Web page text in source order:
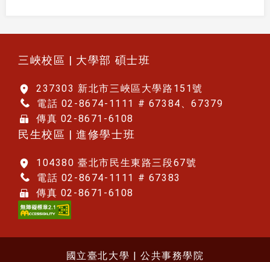
三峽校區 | 大學部 碩士班
237303 新北市三峽區大學路151號
電話 02-8674-1111 # 67384、67379
傳真 02-8671-6108
民生校區 | 進修學士班
104380 臺北市民生東路三段67號
電話 02-8674-1111 # 67383
傳真 02-8671-6108
國立臺北大學 | 公共事務學院